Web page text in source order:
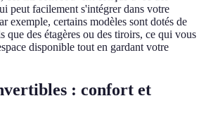
peut facilement s'intégrer dans votre
exemple, certains modèles sont dotés de
que des étagères ou des tiroirs, ce qui vous
disponible tout en gardant votre
: confort et